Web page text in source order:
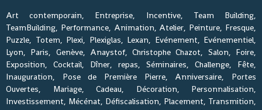
Art contemporain, Entreprise, Incentive, Team Building,
TeamBuilding, Performance, Animation, Atelier, Peinture, Fresque,
Puzzle, Totem, Plexi, Plexiglas, Lexan, Evénement, Evénementiel,
Lyon, Paris, Genève, Anaystof, Christophe Chazot, Salon, Foire,
Exposition, Cocktail, Dîner, repas, Séminaires, Challenge, Fête,
Inauguration, Pose de Première Pierre, Anniversaire, Portes
Ouvertes, Mariage, Cadeau, Décoration, Personnalisation,
Investissement, Mécénat, Défiscalisation, Placement, Transmition,